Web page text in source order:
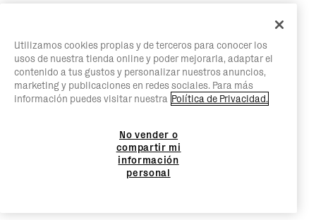
Utilizamos cookies propias y de terceros para conocer los
usos de nuestra tienda online y poder mejorarla, adaptar el
contenido a tus gustos y personalizar nuestros anuncios,
marketing y publicaciones en redes sociales. Para más
información puedes visitar nuestra Política de Privacidad.
No vender o
compartir mi
información
personal